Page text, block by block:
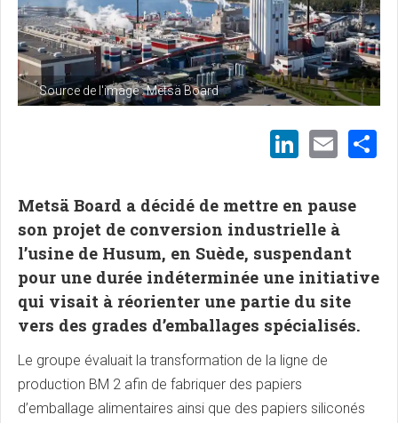
Source de l'image : Metsä Board
Metsä Board a décidé de mettre en pause
son projet de conversion industrielle à
l’usine de Husum, en Suède, suspendant
pour une durée indéterminée une initiative
qui visait à réorienter une partie du site
vers des grades d’emballages spécialisés.
Le groupe évaluait la transformation de la ligne de
production BM 2 afin de fabriquer des papiers
d’emballage alimentaires ainsi que des papiers siliconés